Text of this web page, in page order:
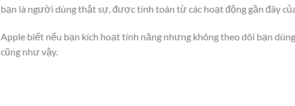
bạn là người dùng thật sự, được tính toán từ các hoạt động gần đây
Apple biết nếu bạn kích hoạt tính năng nhưng không theo dõi bạn
cũng như vậy.